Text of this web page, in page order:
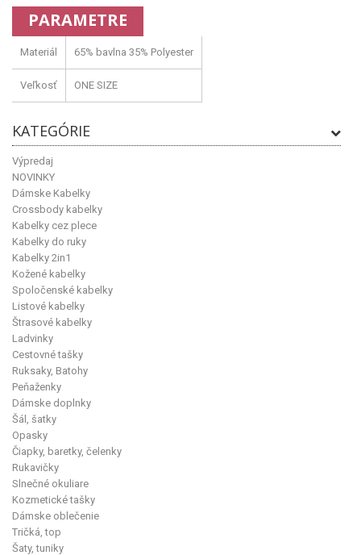
KATEGÓRIE
Výpredaj
NOVINKY
Dámske Kabelky
Crossbody kabelky
Kabelky cez plece
Kabelky do ruky
Kabelky 2in1
Kožené kabelky
Spoločenské kabelky
Listové kabelky
Štrasové kabelky
Ladvinky
Cestovné tašky
Ruksaky, Batohy
Peňaženky
Dámske doplnky
Šál, šatky
Opasky
Čiapky, baretky, čelenky
Rukavičky
Slnečné okuliare
Kozmetické tašky
Dámske oblečenie
Tričká, top
Šaty, tuniky
PARAMETRE
Materiál 65% bavlna 35% Polyester
Veľkosť ONE SIZE